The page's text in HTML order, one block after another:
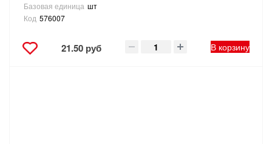
Базовая единица шт
Код 576007
21.50 руб В корзину